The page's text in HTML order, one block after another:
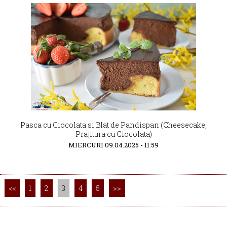
Pasca cu Ciocolata si Blat de Pandispan (Cheesecake,
Prajitura cu Ciocolata)
MIERCURI 09.04.2025 - 11:59
<< 1 2 3 4 5 >>